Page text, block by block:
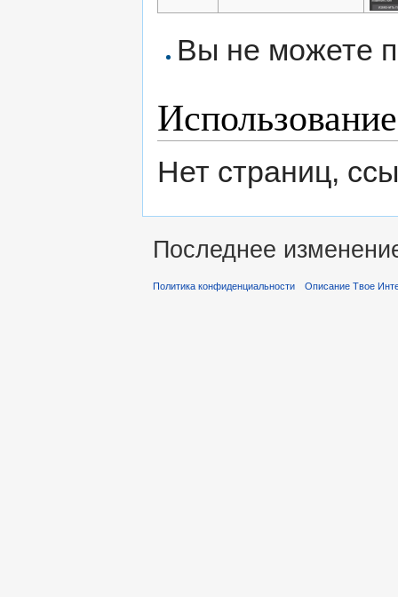
Вы не можете
Нет страниц,
Последнее
Политика конфиденциальности Описание Твое